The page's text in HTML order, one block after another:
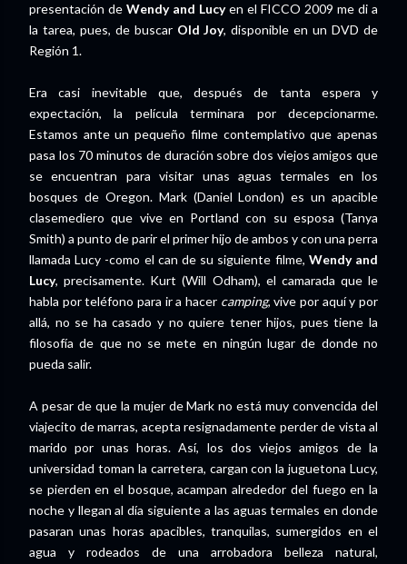
presentación de Wendy and Lucyen el FICCO 2009 me di a
la tarea, pues, de buscar Old Joy, disponible en un DVD de
Región 1.
Era casi inevitable que, después de tanta espera y
expectación, la película terminara por decepcionarme.
Estamos ante un pequeño filme contemplativo que apenas
pasa los 70 minutos de duración sobre dos viejos amigos que
se encuentran para visitar unas aguas termales en los
bosques de Oregon. Mark (Daniel London) es un apacible
clasemediero que vive en Portland con su esposa (Tanya
Smith) a punto de parir el primer hijo de ambos y con una perra
llamada Lucy -como el can de su siguiente filme, Wendy and
Lucy, precisamente. Kurt (Will Odham), el camarada que le
habla por teléfono para ir a hacer camping, vive por aquí y por
allá, no se ha casado y no quiere tener hijos, pues tiene la
filosofía de que no se mete en ningún lugar de donde no
pueda salir.
A pesar de que la mujer de Mark no está muy convencida del
viajecito de marras, acepta resignadamente perder de vista al
marido por unas horas. Así, los dos viejos amigos de la
universidad toman la carretera, cargan con la juguetona Lucy,
se pierden en el bosque, acampan alrededor del fuego en la
noche y llegan al día siguiente a las aguas termales en donde
pasaran unas horas apacibles, tranquilas, sumergidos en el
agua y rodeados de una arrobadora belleza natural,